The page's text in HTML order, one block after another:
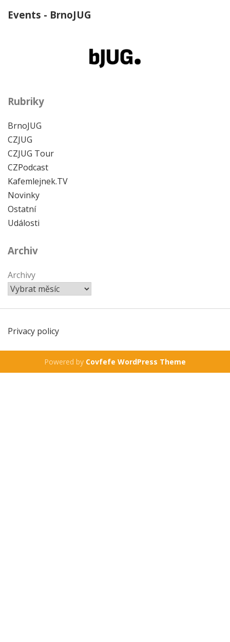
Events - BrnoJUG
Rubriky
BrnoJUG
CZJUG
CZJUG Tour
CZPodcast
Kafemlejnek.TV
Novinky
Ostatní
Události
Archiv
Archivy
Privacy policy
Powered by Covfefe WordPress Theme